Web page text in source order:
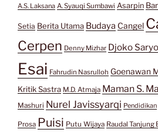
A.S. Laksana A. Syauqi Sumbawi Asarpin
Setia Berita Utama Budaya Cangel
Cerpen Denny Mizhar Djoko
Esai Fahrudin Nasrulloh Goenawan
Kritik Sastra M.D. Atmaja Maman S.
Mashuri Nurel Javissyarqi Pendidikan
Prosa Puisi Putu Wijaya Raudal Tanjung